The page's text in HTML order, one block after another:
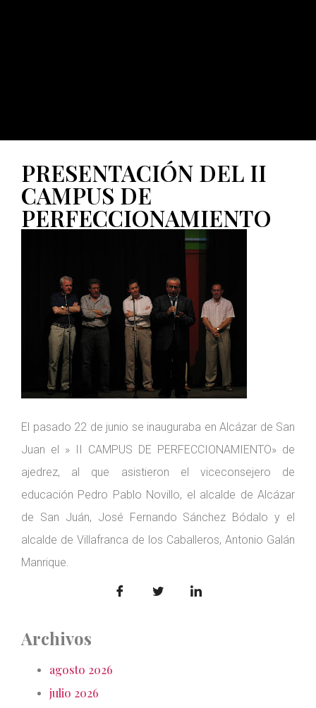
PRESENTACIÓN DEL II
CAMPUS DE
PERFECCIONAMIENTO
El pasado 22 de junio se inauguraba en Alcázar de San
Juan el » II CAMPUS DE PERFECCIONAMIENTO» de
ajedrez, al que asistieron el viceconsejero de
educación Pedro Pablo Novillo, el alcalde de Alcázar
de San Juán, José Fernando Sánchez Bódalo y el
alcalde de Villafranca de los Caballeros, Antonio Galán
Manrique.
Archivos
agosto 2026
julio 2026